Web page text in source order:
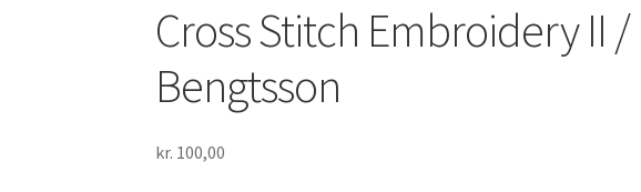
Cross Stitch Embroidery II
Bengtsson
kr. 100,00